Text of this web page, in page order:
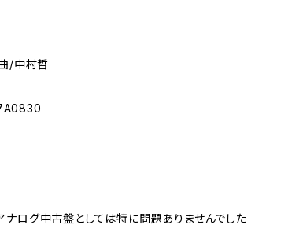
/中村哲
ナログ中古盤としては特に問題ありませんでした